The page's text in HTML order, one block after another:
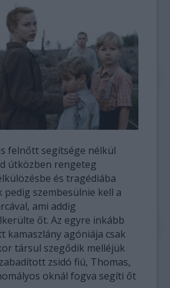
felnőtt segítsége nélkül
útközben rengeteg
és tragédiába
szembesülnie kell a
ami addig
őt. Az egyre inkább
kamaszlány agóniája csak
társul szegődik melléjük
zsidó fiú, Thomas,
oknál fogva segíti őt